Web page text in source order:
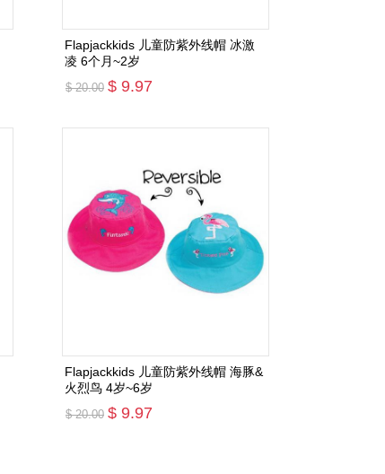
Flapjackkids 儿童防紫外线帽 冰激
凌 6个月~2岁
$ 20.00 $ 9.97
Flapjackkids 儿童防紫外线帽 海豚&
火烈鸟 4岁~6岁
$ 20.00 $ 9.97